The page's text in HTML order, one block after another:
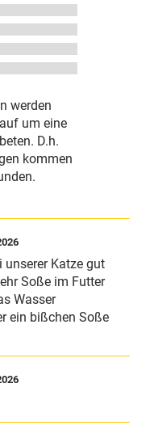
werden
um eine
D.h.
kommen
Katze gut
Soße im Futter
Wasser
ein bißchen Soße